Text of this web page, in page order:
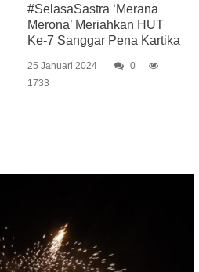
#SelasaSastra ‘Merana
Merona’ Meriahkan HUT
Ke-7 Sanggar Pena Kartika
25 Januari 2024
0
1733